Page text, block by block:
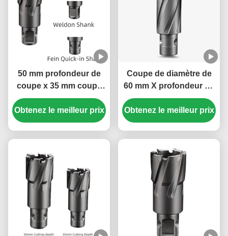
50 mm profondeur de
coupe x 35 mm coupe
Dia TCT coupeuse
annulaire avec
charnière universelle
Obtenez le meilleur prix
Coupe de diamètre de
60 mm X profondeur de
coupe de 100 mm TCT
Coupeurs annulaires 18
mm Fein Quick In Shank
pointe
Obtenez le meilleur prix